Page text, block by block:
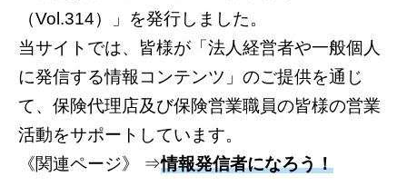
（Vol.314）」を発行しました。
当サイトでは、皆様が「法人経営者や一般個人
に発信する情報コンテンツ」のご提供を通じ
て、保険代理店及び保険営業職員の皆様の営業
活動をサポートしています。
《関連ページ》 ⇒情報発信者になろう！